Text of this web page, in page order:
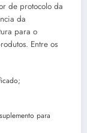
de protocolo da
da
para o
Entre os
para